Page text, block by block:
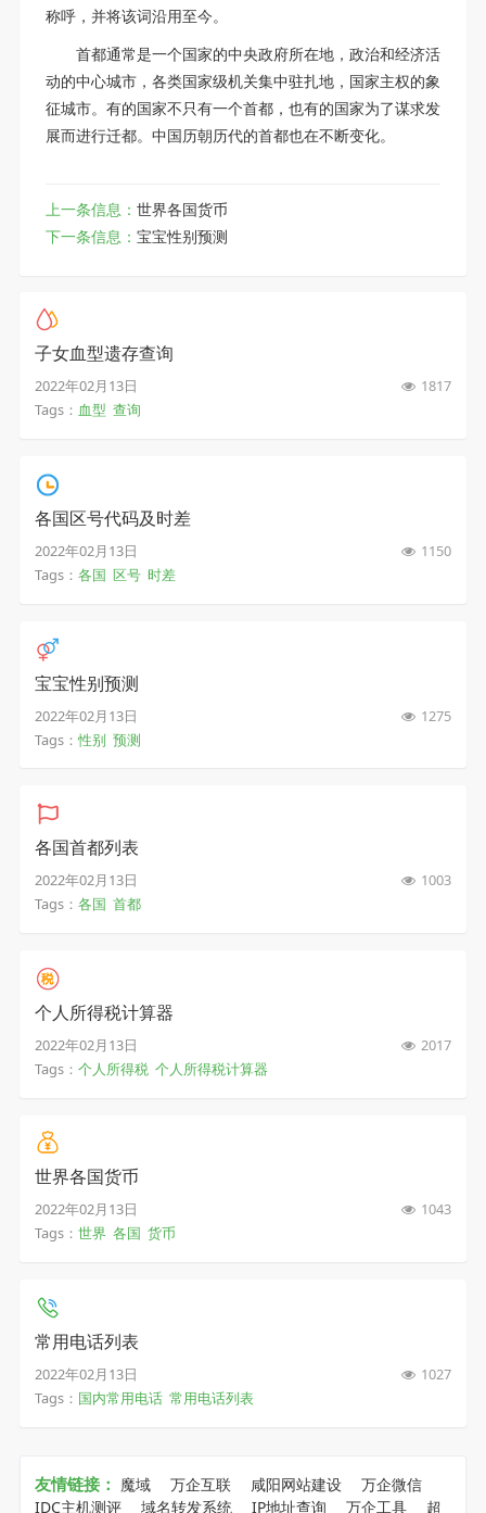
称呼，并将该词沿用至今。
首都通常是一个国家的中央政府所在地，政治和经济活
动的中心城市，各类国家级机关集中驻扎地，国家主权的象
征城市。有的国家不只有一个首都，也有的国家为了谋求发
展而进行迁都。中国历朝历代的首都也在不断变化。
上一条信息： 世界各国货币
下一条信息： 宝宝性别预测
子女血型遗存查询
2022年02月13日
1817
Tags： 血型 查询
各国区号代码及时差
2022年02月13日
1150
Tags： 各国 区号 时差
宝宝性别预测
2022年02月13日
1275
Tags： 性别 预测
各国首都列表
2022年02月13日
1003
Tags： 各国 首都
个人所得税计算器
2022年02月13日
2017
Tags： 个人所得税 个人所得税计算器
世界各国货币
2022年02月13日
1043
Tags： 世界 各国 货币
常用电话列表
2022年02月13日
1027
Tags： 国内常用电话 常用电话列表
友情链接： 魔域 万企互联 咸阳网站建设
万企微信
IDC主机测评
域名转发系统 IP地址查询 万企工具 超